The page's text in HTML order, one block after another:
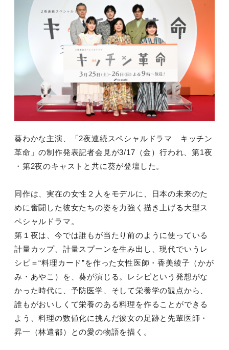
葵わかな主演、「2夜連続スペシャルドラマ キッチン
革命」の制作発表記者会見が3/17（金）行われ、第1夜
・第2夜のキャストと共に葵が登壇した。
同作は、実在の女性２人をモデルに、日本の未来のた
めに奮闘した彼女たちの姿を力強く描き上げる大型ス
ペシャルドラマ。
第１夜は、今では誰もが当たり前のように使っている
計量カップ、 計量スプーンを生み出し、現代でいうレ
シピ＝“料理カード”を作った女性医師・香美綾子（かが
み・あやこ）を、葵が演じる。レシ ピという発想がな
かった時代に、予防医学、そして栄養学の観点から、
誰もがおいしくて栄養のある料理を作ることができる
よう、料理の数値化に挑んだ彼女の足跡と先輩医師・
昇一（林遣都）との愛の物語を描く。